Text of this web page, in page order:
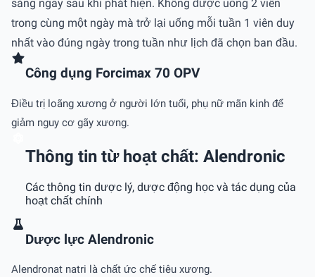
sáng ngay sau khi phát hiện. Không được uống 2 viên
trong cùng một ngày mà trở lại uống mỗi tuần 1 viên duy
nhất vào đúng ngày trong tuần như lịch đã chọn ban đầu.
Công dụng Forcimax 70 OPV
Điều trị loãng xương ở người lớn tuổi, phụ nữ mãn kinh để
giảm nguy cơ gãy xương.
Thông tin từ hoạt chất: Alendronic
Các thông tin dược lý, dược động học và tác dụng của
hoạt chất chính
Dược lực Alendronic
Alendronat natri là chất ức chế tiêu xương.